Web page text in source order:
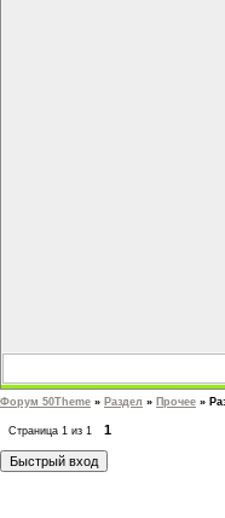
Форум 50Theme » Раздел » Прочее »
Страница 1 из 1 1